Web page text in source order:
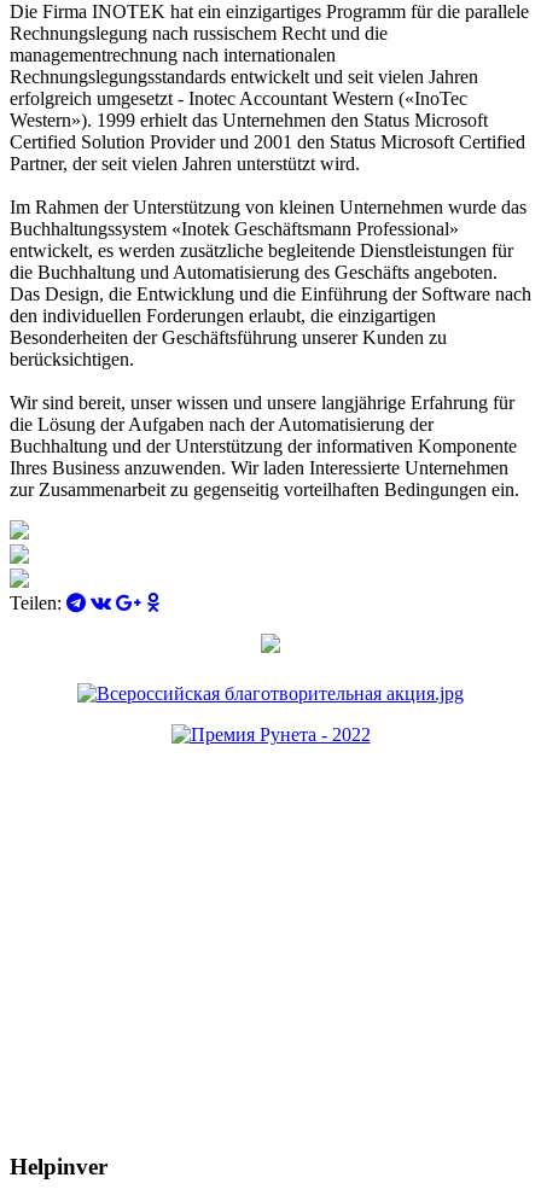
Die Firma INOTEK hat ein einzigartiges Programm für die parallele
Rechnungslegung nach russischem Recht und die
managementrechnung nach internationalen
Rechnungslegungsstandards entwickelt und seit vielen Jahren
erfolgreich umgesetzt - Inotec Accountant Western («InoTec
Western»). 1999 erhielt das Unternehmen den Status Microsoft
Certified Solution Provider und 2001 den Status Microsoft Certified
Partner, der seit vielen Jahren unterstützt wird.
Im Rahmen der Unterstützung von kleinen Unternehmen wurde das
Buchhaltungssystem «Inotek Geschäftsmann Professional»
entwickelt, es werden zusätzliche begleitende Dienstleistungen für
die Buchhaltung und Automatisierung des Geschäfts angeboten.
Das Design, die Entwicklung und die Einführung der Software nach
den individuellen Forderungen erlaubt, die einzigartigen
Besonderheiten der Geschäftsführung unserer Kunden zu
berücksichtigen.
Wir sind bereit, unser wissen und unsere langjährige Erfahrung für
die Lösung der Aufgaben nach der Automatisierung der
Buchhaltung und der Unterstützung der informativen Komponente
Ihres Business anzuwenden. Wir laden Interessierte Unternehmen
zur Zusammenarbeit zu gegenseitig vorteilhaften Bedingungen ein.
Teilen:
Helpinver